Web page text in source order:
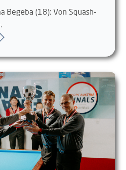
Begeba (18): Von Squash-